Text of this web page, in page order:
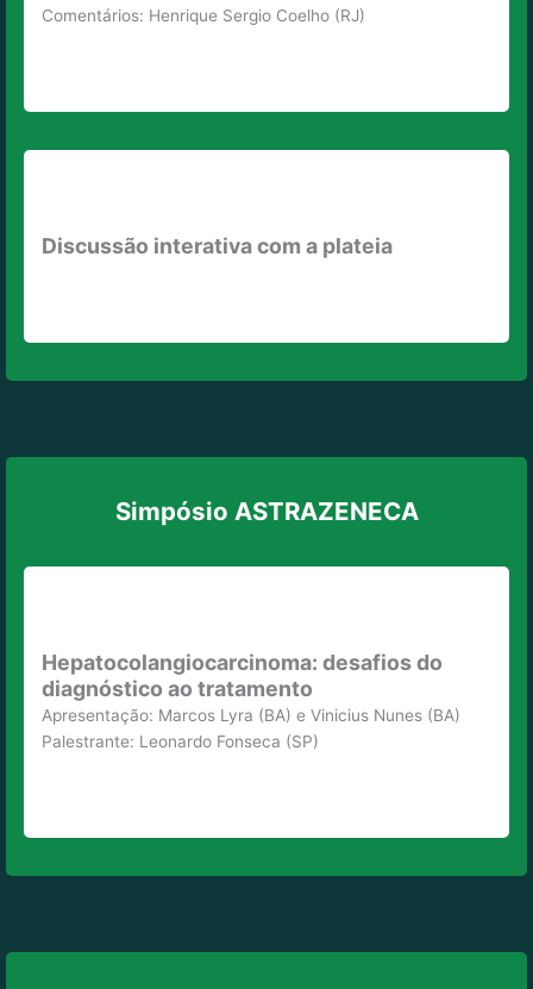
Comentários: Henrique Sergio Coelho (RJ)
Discussão interativa com a plateia
Simpósio ASTRAZENECA
Hepatocolangiocarcinoma: desafios do
diagnóstico ao tratamento
Apresentação: Marcos Lyra (BA) e Vinicius Nunes (BA)
Palestrante: Leonardo Fonseca (SP)